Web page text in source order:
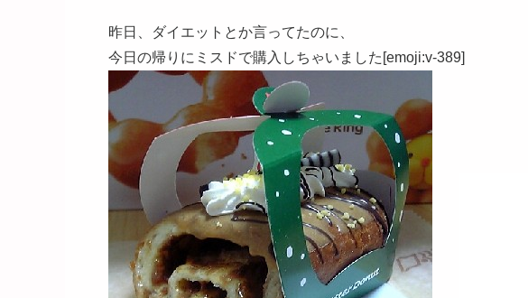
昨日、ダイエットとか言ってたのに、
今日の帰りにミスドで購入しちゃいました[emoji:v-389]